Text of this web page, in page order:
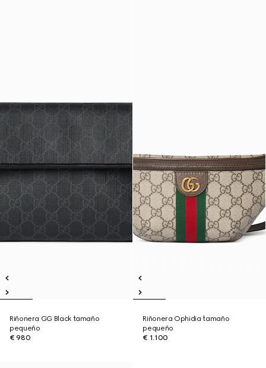
Riñonera GG Black tamaño
pequeño
€ 980
Riñonera Ophidia tamaño
pequeño
€ 1.100